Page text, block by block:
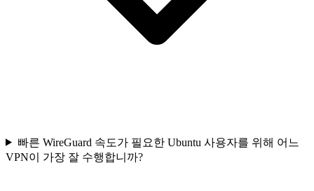
빠른 WireGuard 속도가 필요한 Ubuntu 사용자를 위해 어느
VPN이 가장 잘 수행합니까?